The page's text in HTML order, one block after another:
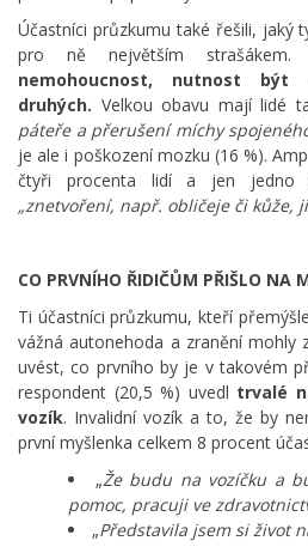
Účastníci průzkumu také řešili, jaký
pro ně největším
nemohoucnost, nutnost být
druhých. Velkou obavu mají lidé
páteře a přerušení míchy
je ale i poškození mozku (16 %).
čtyři procenta lidí a jen jedno
„znetvoření, např. obličeje či kůže,
CO PRVNÍHO ŘIDIČŮM PŘIŠLO NA
Ti účastníci průzkumu, kteří
vážná autonehoda a zranění
uvést, co prvního by je v takovém
respondent (20,5 %) uvedl trvalé
vozík. Invalidní vozík a to, že by
první myšlenka celkem 8 procent
„Že budu na vozíčku a
pomoc, pracuji ve
„Představila jsem si život